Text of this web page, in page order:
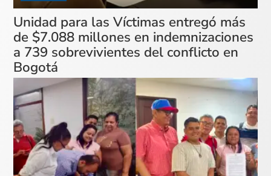
Unidad para las Víctimas entregó más
de $7.088 millones en indemnizaciones
a 739 sobrevivientes del conflicto en
Bogotá